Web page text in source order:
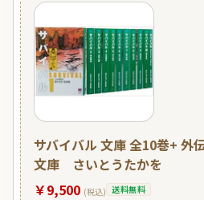
サバイバル 文庫 全10巻+ 外
文庫 さいとうたかを
￥9,500 (税込) 送料無料